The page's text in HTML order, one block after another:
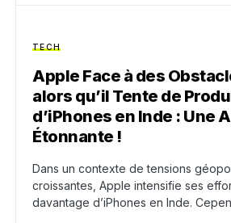
TECH
Apple Face à des
alors qu’il Tente de
d’iPhones en Inde : Une
Étonnante !
Dans un contexte de tensions
croissantes, Apple intensifie ses
davantage d’iPhones en Inde.